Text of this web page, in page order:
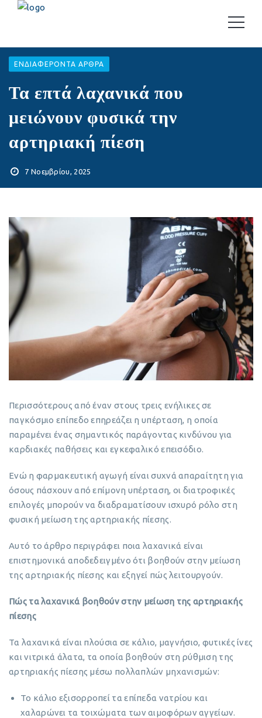
EΝΔΙΑΦΈΡΟΝΤΑ ΆΡΘΡΑ
Τα επτά λαχανικά που
μειώνουν φυσικά την
αρτηριακή πίεση
7 Νοεμβρίου, 2025
Περισσότερους από έναν στους τρεις ενήλικες σε
παγκόσμιο επίπεδο επηρεάζει η υπέρταση, η οποία
παραμένει ένας σημαντικός παράγοντας κινδύνου για
καρδιακές παθήσεις και εγκεφαλικό επεισόδιο.
Ενώ η φαρμακευτική αγωγή είναι συχνά απαραίτητη για
όσους πάσχουν από επίμονη υπέρταση, οι διατροφικές
επιλογές μπορούν να διαδραματίσουν ισχυρό ρόλο στη
φυσική μείωση της αρτηριακής πίεσης.
Αυτό το άρθρο περιγράφει ποια λαχανικά είναι
επιστημονικά αποδεδειγμένο ότι βοηθούν στην μείωση
της αρτηριακής πίεσης και εξηγεί πώς λειτουργούν.
Πώς τα λαχανικά βοηθούν στην μείωση της αρτηριακής
πίεσης
Τα λαχανικά είναι πλούσια σε κάλιο, μαγνήσιο, φυτικές ίνες
και νιτρικά άλατα, τα οποία βοηθούν στη ρύθμιση της
αρτηριακής πίεσης μέσω πολλαπλών μηχανισμών:
Το κάλιο εξισορροπεί τα επίπεδα νατρίου και
χαλαρώνει τα τοιχώματα των αιμοφόρων αγγείων.